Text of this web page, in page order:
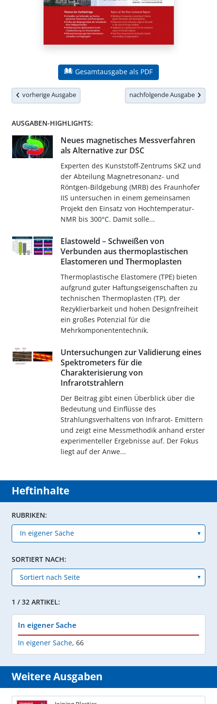
Gesamtausgabe als PDF
vorherige Ausgabe nachfolgende Ausgabe
AUSGABEN-HIGHLIGHTS:
Neues magnetisches Messverfahren
als Alternative zur DSC
Experten des Kunststoff-Zentrums SKZ und
der Abteilung Magnetresonanz- und
Röntgen-Bildgebung (MRB) des Fraunhofer
IIS untersuchen in einem gemeinsamen
Projekt den Einsatz von Hochtemperatur-
NMR bis 300°C. Damit solle...
Elastoweld – Schweißen von
Verbunden aus thermoplastischen
Elastomeren und Thermoplasten
Thermoplastische Elastomere (TPE) bieten
aufgrund guter Haftungseigenschaften zu
technischen Thermoplasten (TP), der
Rezyklierbarkeit und hohen Designfreiheit
ein großes Potenzial für die
Mehrkomponententechnik.
Untersuchungen zur Validierung eines
Spektrometers für die
Charakterisierung von
Infrarotstrahlern
Der Beitrag gibt einen Überblick über die
Bedeutung und Einflüsse des
Strahlungsverhaltens von Infrarot- Emittern
und zeigt eine Messmethodik anhand erster
experimenteller Ergebnisse auf. Der Fokus
liegt auf der Anwe...
Heftinhalte
RUBRIKEN:
SORTIERT NACH:
1 / 32 ARTIKEL:
In eigener Sache
In eigener Sache, 66
Weitere Ausgaben